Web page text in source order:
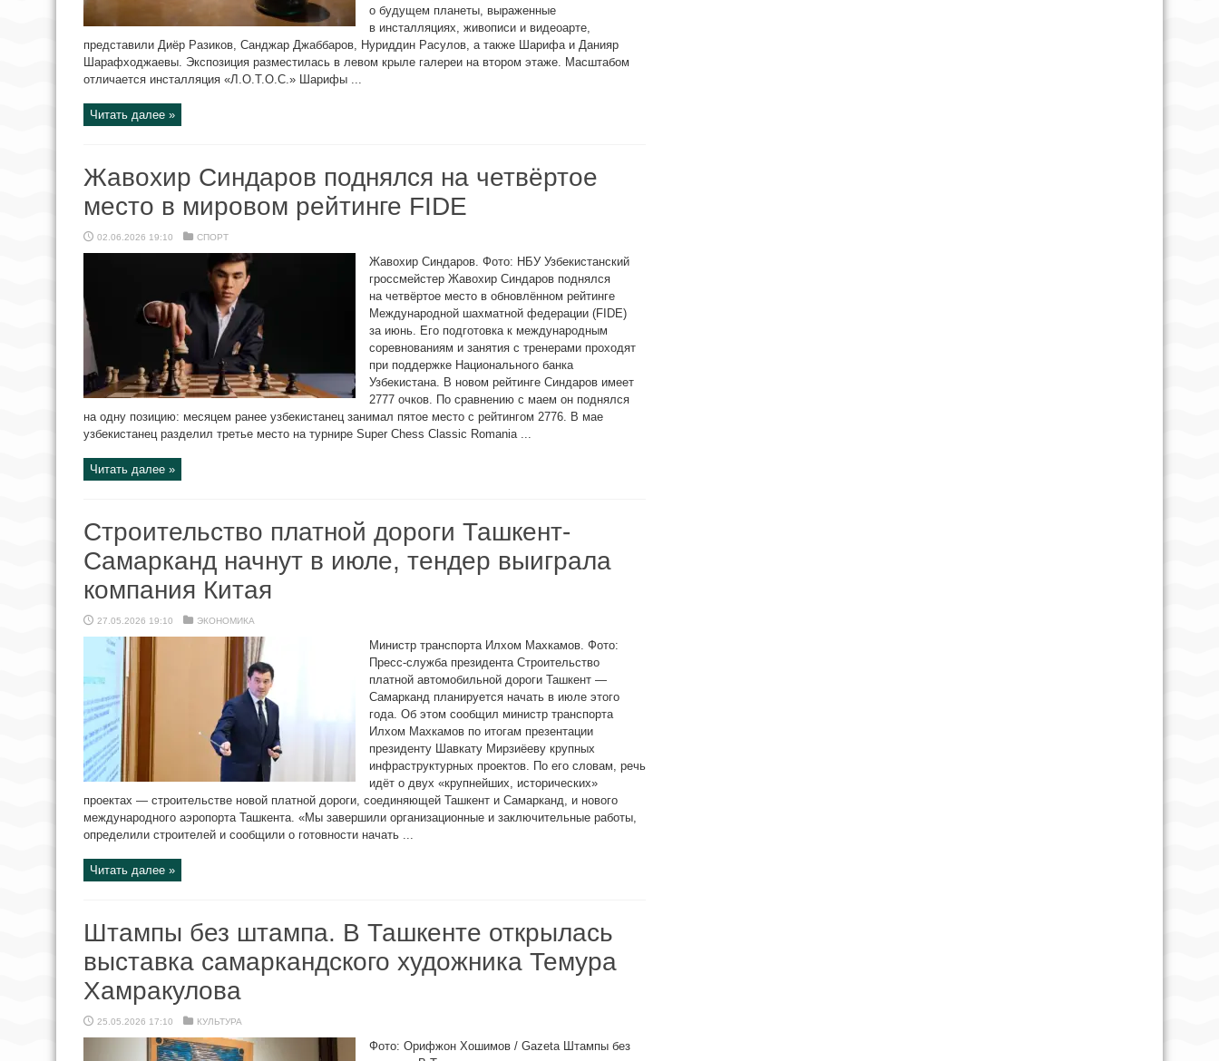
о будущем планеты, выраженные
в инсталляциях, живописи и видеоарте,
представили Диёр Разиков, Санджар Джаббаров, Нуриддин Расулов, а также Шарифа и Данияр
Шарафходжаевы. Экспозиция разместилась в левом крыле галереи на втором этаже. Масштабом
отличается инсталляция «Л.О.Т.О.С.» Шарифы ...
Читать далее »
Жавохир Синдаров поднялся на четвёртое
место в мировом рейтинге FIDE
02.06.2026 19:10 СПОРТ
Жавохир Синдаров. Фото: НБУ Узбекистанский
гроссмейстер Жавохир Синдаров поднялся
на четвёртое место в обновлённом рейтинге
Международной шахматной федерации (FIDE)
за июнь. Его подготовка к международным
соревнованиям и занятия с тренерами проходят
при поддержке Национального банка
Узбекистана. В новом рейтинге Синдаров имеет
2777 очков. По сравнению с маем он поднялся
на одну позицию: месяцем ранее узбекистанец занимал пятое место с рейтингом 2776. В мае
узбекистанец разделил третье место на турнире Super Chess Classic Romania ...
Читать далее »
Строительство платной дороги Ташкент-
Самарканд начнут в июле, тендер выиграла
компания Китая
27.05.2026 19:10 ЭКОНОМИКА
Министр транспорта Илхом Махкамов. Фото:
Пресс-служба президента Строительство
платной автомобильной дороги Ташкент —
Самарканд планируется начать в июле этого
года. Об этом сообщил министр транспорта
Илхом Махкамов по итогам презентации
президенту Шавкату Мирзиёеву крупных
инфраструктурных проектов. По его словам, речь
идёт о двух «крупнейших, исторических»
проектах — строительстве новой платной дороги, соединяющей Ташкент и Самарканд, и нового
международного аэропорта Ташкента. «Мы завершили организационные и заключительные работы,
определили строителей и сообщили о готовности начать ...
Читать далее »
Штампы без штампа. В Ташкенте открылась
выставка самаркандского художника Темура
Хамракулова
25.05.2026 17:10 КУЛЬТУРА
Фото: Орифжон Хошимов / Gazeta Штампы без